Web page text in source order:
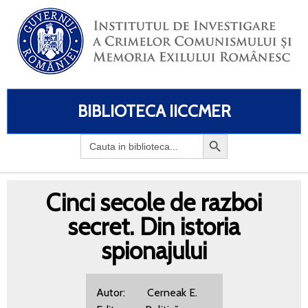
BIBLIOTECA IICCMER
Search
for:
Cinci secole de razboi
secret. Din istoria
spionajului
Autor: Cerneak E.